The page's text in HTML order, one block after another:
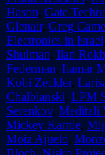
Hason, Gate
Glenair, Greg
Electronics in Israel,
Shulman, Ilan
Federman, Itamar
Kobi Zeckler,
Chalbianski, LPM
Serenkov, Meditali
Mickey Karnie,
Moiz Ajuelo,